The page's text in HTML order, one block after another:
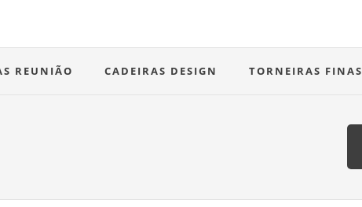
REUNIÃO CADEIRAS DESIGN TORNEIRAS FINAS